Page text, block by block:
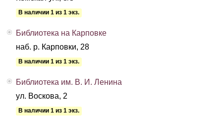
В наличии 1 из 1 экз.
Библиотека на Карповке
наб. р. Карповки, 28
В наличии 1 из 1 экз.
Библиотека им. В. И. Ленина
ул. Воскова, 2
В наличии 1 из 1 экз.